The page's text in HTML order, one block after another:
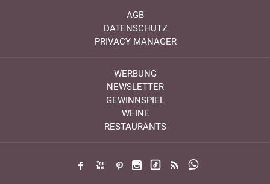
AGB
DATENSCHUTZ
PRIVACY MANAGER
WERBUNG
NEWSLETTER
GEWINNSPIEL
WEINE
RESTAURANTS